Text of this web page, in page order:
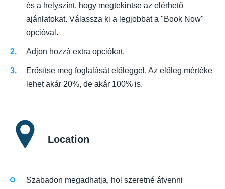
és a helyszínt, hogy megtekintse az elérhető
ajánlatokat. Válassza ki a legjobbat a "Book Now"
opcióval.
Adjon hozzá extra opciókat.
Erősítse meg foglalását előleggel. Az előleg mértéke
lehet akár 20%, de akár 100% is.
Location
Szabadon megadhatja, hol szeretné átvenni